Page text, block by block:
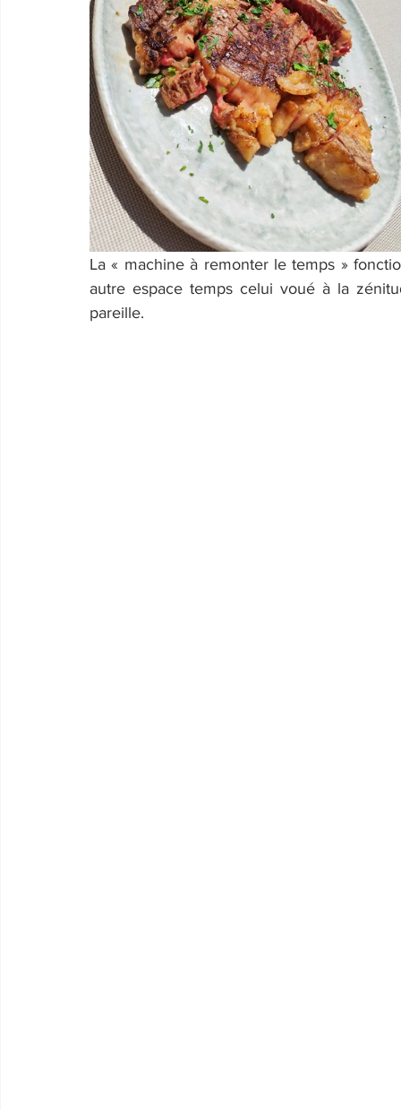
La « machine à remonter le temps »
autre espace temps celui voué à la
pareille.